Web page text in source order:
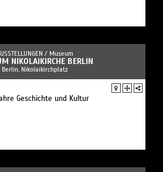
/ Museum
NIKOLAIKIRCHE BERLIN
Berlin, Nikolaikirchplatz
Geschichte und Kultur